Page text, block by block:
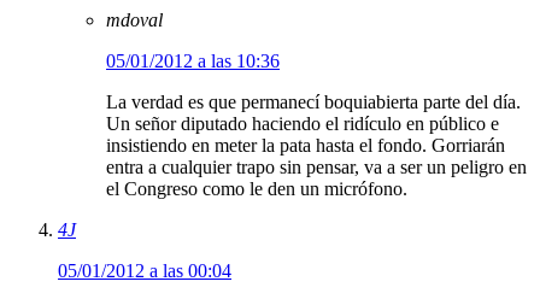
mdoval
05/01/2012 a las 10:36
La verdad es que permanecí boquiabierta parte del día.
Un señor diputado haciendo el ridículo en público e
insistiendo en meter la pata hasta el fondo. Gorriarán
entra a cualquier trapo sin pensar, va a ser un peligro en
el Congreso como le den un micrófono.
4J
05/01/2012 a las 00:04